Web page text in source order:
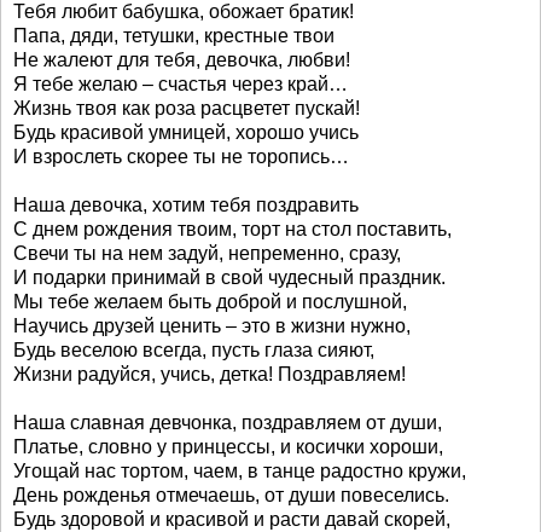
Тебя любит бабушка, обожает братик!
Папа, дяди, тетушки, крестные твои
Не жалеют для тебя, девочка, любви!
Я тебе желаю – счастья через край…
Жизнь твоя как роза расцветет пускай!
Будь красивой умницей, хорошо учись
И взрослеть скорее ты не торопись…
Наша девочка, хотим тебя поздравить
С днем рождения твоим, торт на стол поставить,
Свечи ты на нем задуй, непременно, сразу,
И подарки принимай в свой чудесный праздник.
Мы тебе желаем быть доброй и послушной,
Научись друзей ценить – это в жизни нужно,
Будь веселою всегда, пусть глаза сияют,
Жизни радуйся, учись, детка! Поздравляем!
Наша славная девчонка, поздравляем от души,
Платье, словно у принцессы, и косички хороши,
Угощай нас тортом, чаем, в танце радостно кружи,
День рожденья отмечаешь, от души повеселись.
Будь здоровой и красивой и расти давай скорей,